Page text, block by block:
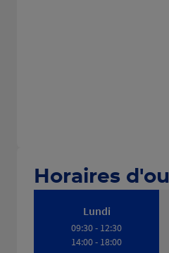
Horaires
Lundi
09:30 - 12:30
14:00 - 18:00